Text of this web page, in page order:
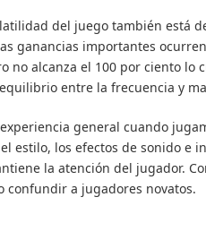
del juego también está
ganancias importantes
no alcanza el 100 por ciento
entre la frecuencia y
general cuando
estilo, los efectos de sonido e
la atención del jugador.
confundir a jugadores novatos.